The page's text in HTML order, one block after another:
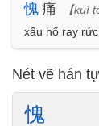
愧 痛
【kuì
xấu hổ ray
Nét vẽ hán
愧